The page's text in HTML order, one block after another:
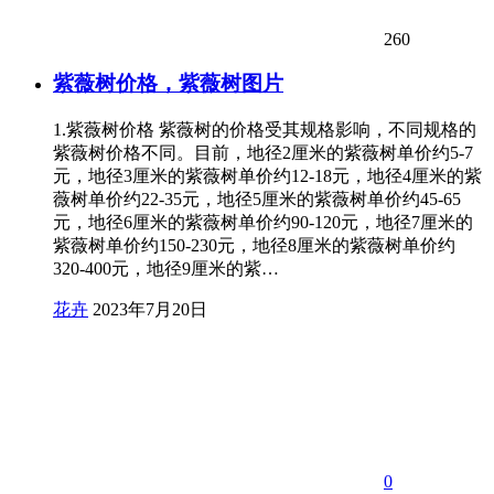
260
紫薇树价格，紫薇树图片
1.紫薇树价格 紫薇树的价格受其规格影响，不同规格的
紫薇树价格不同。目前，地径2厘米的紫薇树单价约5-7
元，地径3厘米的紫薇树单价约12-18元，地径4厘米的紫
薇树单价约22-35元，地径5厘米的紫薇树单价约45-65
元，地径6厘米的紫薇树单价约90-120元，地径7厘米的
紫薇树单价约150-230元，地径8厘米的紫薇树单价约
320-400元，地径9厘米的紫…
花卉 2023年7月20日
0